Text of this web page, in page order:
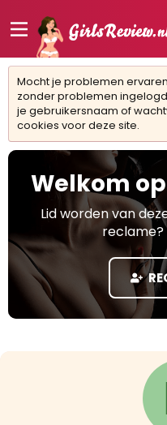
Mocht je problemen
zonder problemen
je gebruikersnaam of
cookies voor deze site.
Welkom
Lid worden van
reclame?